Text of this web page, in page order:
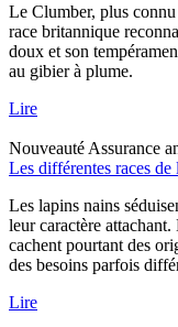
Le Clumber, plus
race britannique
doux et son
au gibier à plume.
Lire
Nouveauté Assurance
Les différentes races
Les lapins nains
leur caractère
cachent pourtant des
des besoins parfois
Lire